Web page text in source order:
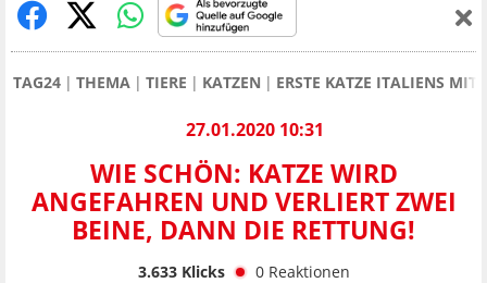
TAG24 THEMA TIERE KATZEN ERSTE KATZE ITALIENS
27.01.2020 10:31
WIE SCHÖN: KATZE WIRD
ANGEFAHREN UND VERLIERT ZWEI
BEINE, DANN DIE RETTUNG!
3.633Klicks 0 Reaktionen